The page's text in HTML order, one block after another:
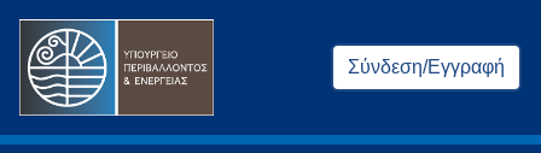
Σύνδεση/Εγγραφή